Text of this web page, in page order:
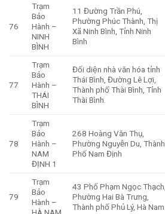
76
Trạm
Bảo
Hành –
NINH
BÌNH
11 Đường Trần Phú,
Phường Phúc Thành, Thị
Xã Ninh Bình, Tỉnh Ninh
Bình
77
Trạm
Bảo
Hành –
THÁI
BÌNH
Đối diện nhà văn hóa tỉnh
Thái Bình, Đường Lê Lợi,
Thành phố Thài Bình, Tỉnh
Thài Bình.
78
Trạm
Bảo
Hành –
NAM
ĐỊNH 1
268 Hoàng Văn Thụ,
Phường Nguyễn Du, Thành
Phố Nam Định
79
Trạm
Bảo
Hành –
HÀ NAM
43 Phố Phạm Ngọc Thạch,
Phường Hai Bà Trưng,
Thành phố Phủ Lý, Hà Nam.